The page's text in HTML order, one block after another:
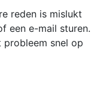
reden is mislukt
een e-mail sturen.
probleem snel op